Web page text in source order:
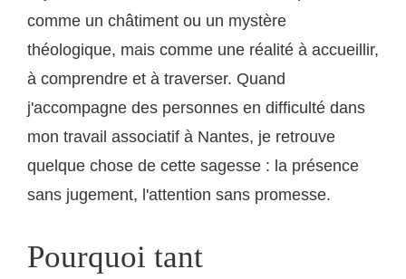
comme un châtiment ou un mystère
théologique, mais comme une réalité à accueillir,
à comprendre et à traverser. Quand
j'accompagne des personnes en difficulté dans
mon travail associatif à Nantes, je retrouve
quelque chose de cette sagesse : la présence
sans jugement, l'attention sans promesse.
Pourquoi tant